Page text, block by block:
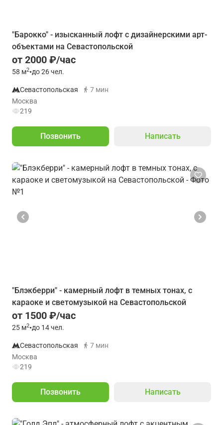
"Барокко" - изысканный лофт с дизайнерскими арт-
объектами на Севастопольской
от 2000 ₽/час
58 м2•до 26 чел.
Севастопольская
7 мин
Москва
219
Позвонить Написать
"Блэкберри" - камерный лофт в темных тонах, с
караоке и светомузыкой на Севастопольской
от 1500 ₽/час
25 м2•до 14 чел.
Севастопольская
7 мин
Москва
219
Позвонить Написать